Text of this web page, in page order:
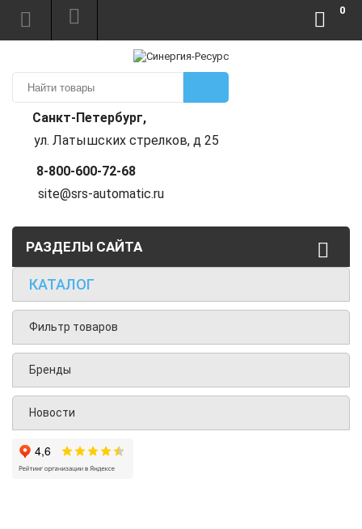
Санкт-Петербург,
ул. Латышских стрелков, д 25
8-800-600-72-68
site@srs-automatic.ru
0
РАЗДЕЛЫ САЙТА
КАТАЛОГ
Фильтр товаров
Бренды
Новости